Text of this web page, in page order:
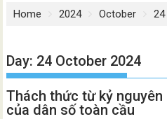
Home 2024 October 24
Day: 24 October 2024
Thách thức từ kỷ
của dân số toàn cầu